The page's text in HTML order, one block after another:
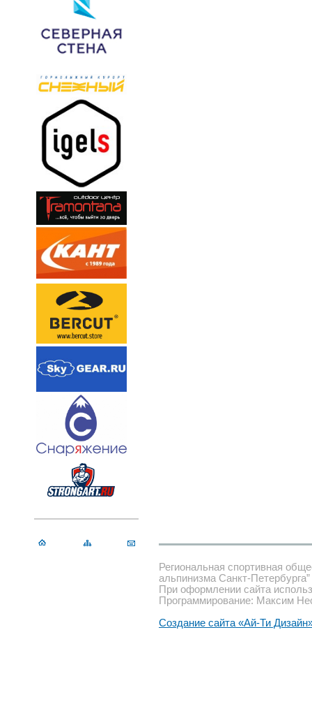
Региональная спортивная
альпинизма Санкт-Петербурга”
При оформлении сайта
Программирование: Максим
Создание сайта «Ай-Ти